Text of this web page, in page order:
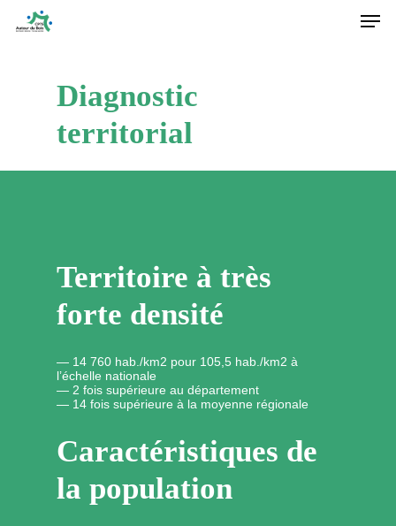
Menu
Diagnostic
territorial
Territoire à très
forte densité
— 14 760 hab./km2 pour 105,5 hab./km2 à
l’échelle nationale
— 2 fois supérieure au département
— 14 fois supérieure à la moyenne régionale
Caractéristiques de
la population